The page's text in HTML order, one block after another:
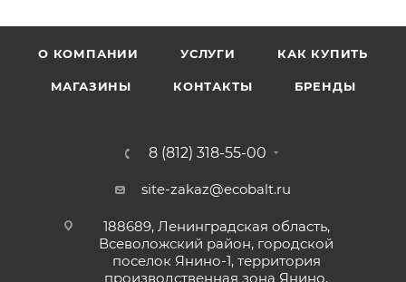
О КОМПАНИИ УСЛУГИ КАК КУПИТЬ
МАГАЗИНЫ КОНТАКТЫ БРЕНДЫ
8 (812) 318-55-00
site-zakaz@ecobalt.ru
188689, Ленинградская область,
Всеволожский район, городской
поселок Янино-1, территория
производственная зона Янино,